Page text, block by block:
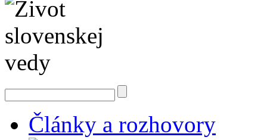
Články a rozhovory